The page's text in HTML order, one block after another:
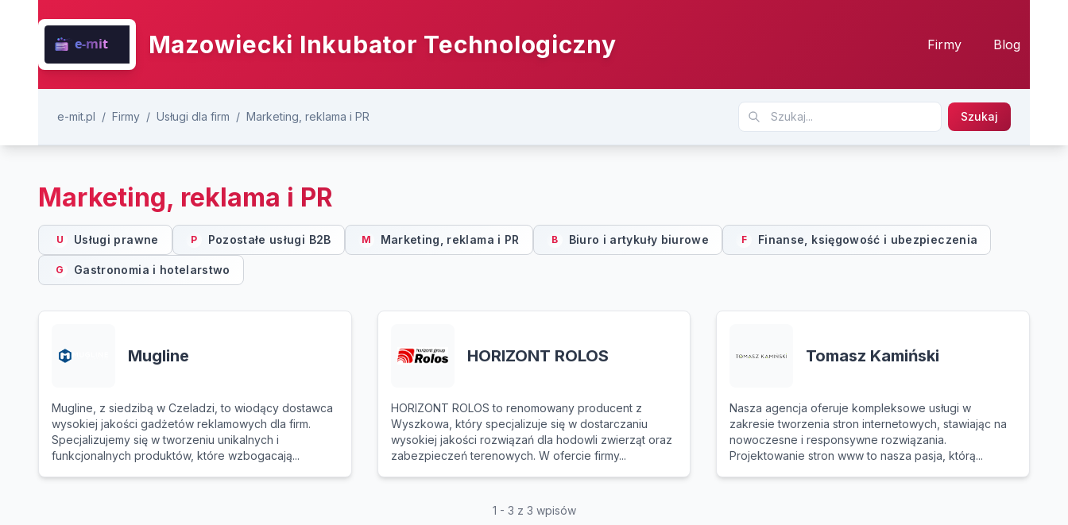
Mazowiecki Inkubator Technologiczny Firmy Blog
e-mit.pl / Firmy / Usługi dla firm / Marketing, reklama i PR Szukaj
Marketing, reklama i PR
U Usługi prawne P Pozostałe usługi B2B M Marketing, reklama i PR B Biuro i artykuły biurowe F Finanse, księgowość i ubezpieczenia
G Gastronomia i hotelarstwo
Mugline
Mugline, z siedzibą w Czeladzi, to wiodący dostawca
wysokiej jakości gadżetów reklamowych dla firm.
Specjalizujemy się w tworzeniu unikalnych i
funkcjonalnych produktów, które wzbogacają...
HORIZONT ROLOS
HORIZONT ROLOS to renomowany producent z
Wyszkowa, który specjalizuje się w dostarczaniu
wysokiej jakości rozwiązań dla hodowli zwierząt oraz
zabezpieczeń terenowych. W ofercie firmy...
Tomasz Kamiński
Nasza agencja oferuje kompleksowe usługi w
zakresie tworzenia stron internetowych, stawiając na
nowoczesne i responsywne rozwiązania.
Projektowanie stron www to nasza pasja, którą...
1 - 3 z 3 wpisów